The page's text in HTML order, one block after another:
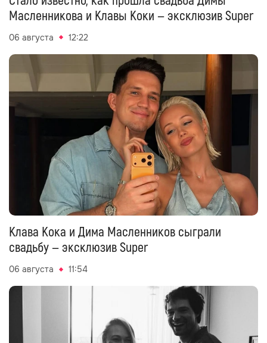
Масленникова и Клавы Коки — эксклюзив Super
06 августа 12:22
Клава Кока и Дима Масленников сыграли
свадьбу — эксклюзив Super
06 августа 11:54